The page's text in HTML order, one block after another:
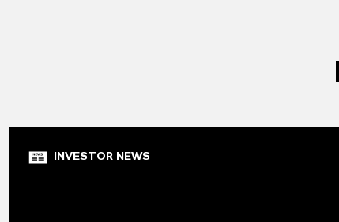
INVESTOR NEWS